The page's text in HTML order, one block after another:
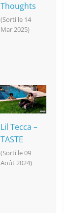
Thoughts
(Sorti le 14
Mar 2025)
Lil Tecca –
TASTE
(Sorti le 09
Août 2024)